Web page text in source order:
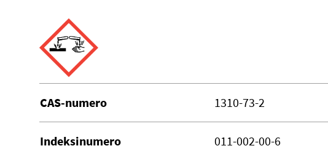
CAS-numero 1310-73-2
Indeksinumero 011-002-00-6